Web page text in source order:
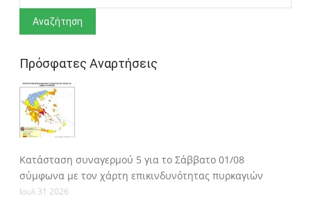
Πρόσφατες Αναρτήσεις
Κατάσταση συναγερμού 5 για το Σάββατο 01/08
σύμφωνα με τον χάρτη επικινδυνότητας πυρκαγιών
Ιουλ 31 2026